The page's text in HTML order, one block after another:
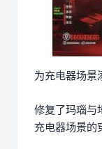
为充电器场景
修复了玛瑙与
充电器场景的